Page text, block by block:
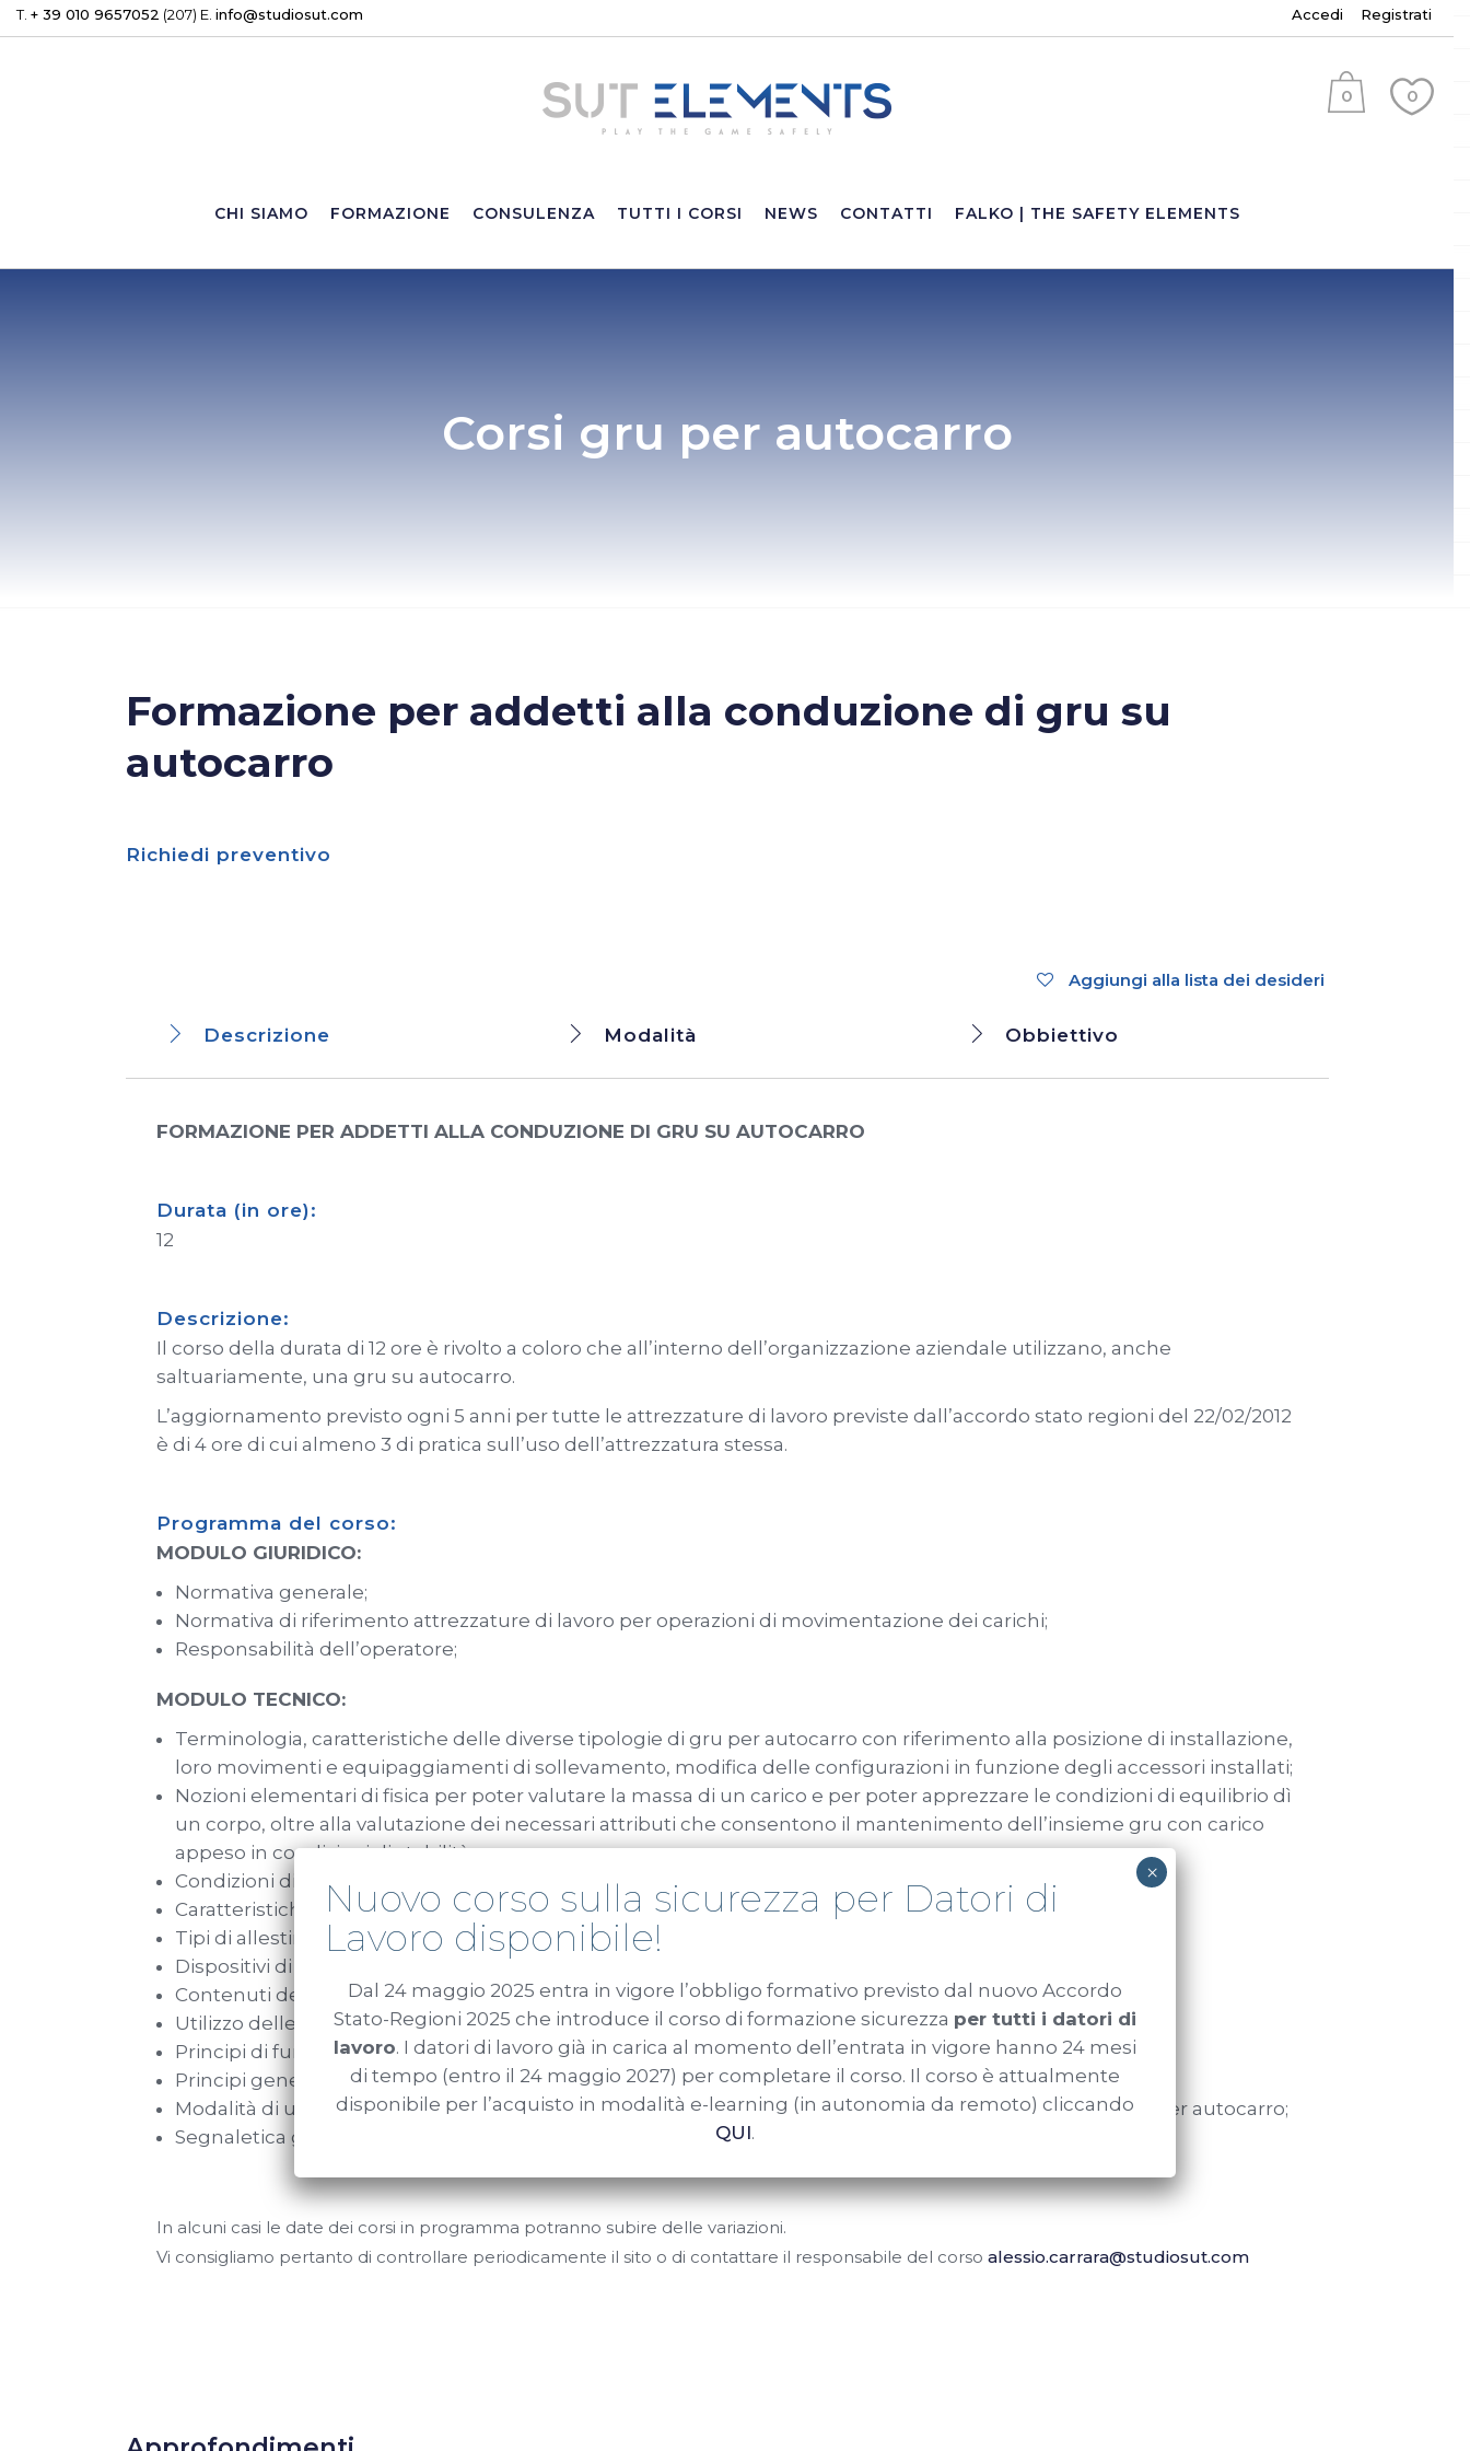
T. + 39 010 9657052 (207) E. info@studiosut.com Accedi Registrati
0 0
CHI SIAMO FORMAZIONE CONSULENZA TUTTI I CORSI NEWS CONTATTI FALKO | THE SAFETY ELEMENTS
Corsi gru per autocarro
Formazione per addetti alla conduzione di gru su
autocarro
Richiedi preventivo
Aggiungi alla lista dei desideri
Descrizione Modalità Obbiettivo
FORMAZIONE PER ADDETTI ALLA CONDUZIONE DI GRU SU AUTOCARRO
Durata (in ore):
12
Descrizione:
Il corso della durata di 12 ore è rivolto a coloro che all’interno dell’organizzazione aziendale utilizzano, anche
saltuariamente, una gru su autocarro.
L’aggiornamento previsto ogni 5 anni per tutte le attrezzature di lavoro previste dall’accordo stato regioni del 22/02/2012
è di 4 ore di cui almeno 3 di pratica sull’uso dell’attrezzatura stessa.
Programma del corso:
MODULO GIURIDICO:
Normativa generale;
Normativa di riferimento attrezzature di lavoro per operazioni di movimentazione dei carichi;
Responsabilità dell’operatore;
MODULO TECNICO:
Terminologia, caratteristiche delle diverse tipologie di gru per autocarro con riferimento alla posizione di installazione,
loro movimenti e equipaggiamenti di sollevamento, modifica delle configurazioni in funzione degli accessori installati;
Nozioni elementari di fisica per poter valutare la massa di un carico e per poter apprezzare le condizioni di equilibrio dì
un corpo, oltre alla valutazione dei necessari attributi che consentono il mantenimento dell’insieme gru con carico
appeso in condizioni di stabilità;
Condizioni di stabilità di una gru per autocarro: fattori ed elementi che influenzano la stabilità;
Caratteristiche principali e principali componenti delle gru per autocarro;
Tipi di allestimento ed organi di presa;
Dispositivi di comando a distanza;
Contenuti delle documentazioni e delle targhe segnaletiche in dotazione delle gru per autocarro;
Utilizzo delle tabelle di carico fornite dal costruttore;
Principi di funzionamento, di verifica e di regolazione dei dispositivi limitatori, indicatori, di controllo;
Principi generali per il trasferimento, il posizionamento e la stabilizzazione;
Modalità di utilizzo in sicurezza e rischi: analisi e valutazione dei rischi più ricorrenti nell’utilizzo delle gru per autocarro;
Segnaletica gestuale;
In alcuni casi le date dei corsi in programma potranno subire delle variazioni.
Vi consigliamo pertanto di controllare periodicamente il sito o di contattare il responsabile del corso alessio.carrara@studiosut.com
Nuovo corso sulla sicurezza per Datori di
Lavoro disponibile!
Dal 24 maggio 2025 entra in vigore l’obbligo formativo previsto dal nuovo Accordo
Stato-Regioni 2025 che introduce il corso di formazione sicurezza per tutti i datori di
lavoro. I datori di lavoro già in carica al momento dell’entrata in vigore hanno 24 mesi
di tempo (entro il 24 maggio 2027) per completare il corso. Il corso è attualmente
disponibile per l’acquisto in modalità e-learning (in autonomia da remoto) cliccando
QUI.
×